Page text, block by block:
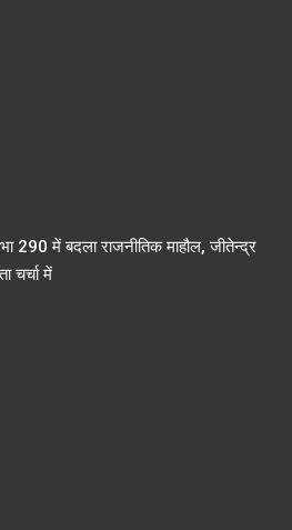
290 में बदला राजनीतिक माहौल, जीतेन्द्र
चर्चा में